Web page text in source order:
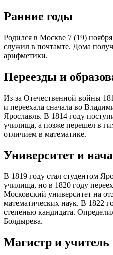
Ранние годы
Родился в Москве 7 (19) ноября
служил в почтамте. Дома
арифметики.
Переезды и
Из-за Отечественной войны
и переехала сначала во
Ярославль. В 1814 году
училища, а позже перешел в
отличием в математике.
Университет и
В 1819 году стал студентом
училища, но в 1820 году
Московский университет на
математических наук. В 1822
степенью кандидата.
Болдырева.
Магистр и учитель